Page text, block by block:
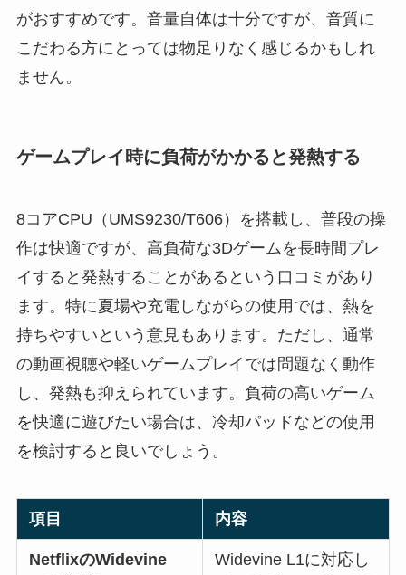
がおすすめです。音量自体は十分ですが、音質に
こだわる方にとっては物足りなく感じるかもしれ
ません。
ゲームプレイ時に負荷がかかると発熱する
8コアCPU（UMS9230/T606）を搭載し、普段の操
作は快適ですが、高負荷な3Dゲームを長時間プレ
イすると発熱することがあるという口コミがあり
ます。特に夏場や充電しながらの使用では、熱を
持ちやすいという意見もあります。ただし、通常
の動画視聴や軽いゲームプレイでは問題なく動作
し、発熱も抑えられています。負荷の高いゲーム
を快適に遊びたい場合は、冷却パッドなどの使用
を検討すると良いでしょう。
項目 内容
NetflixのWidevine
Widevine L1に対応し